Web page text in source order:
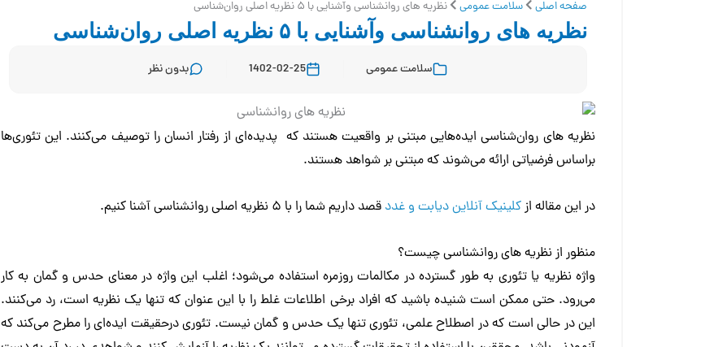
صفحه اصلی سلامت عمومی نظریه های روانشناسی وآشنایی با ۵ نظریه اصلی روان‌شناسی
نظریه های روانشناسی وآشنایی با ۵ نظریه اصلی روان‌شناسی
سلامت عمومی 1402-02-25 بدون نظر
نظریه های روان‌شناسی ایده‌هایی مبتنی بر واقعیت هستند که پدیده‌ای از رفتار انسان را توصیف می‌کنند. این تئوری‌ها
براساس فرضیاتی ارائه می‌شوند که مبتنی بر شواهد هستند.
در این مقاله ازکلینیک آنلاین دیابت و غدد قصد داریم شما را با ۵ نظریه اصلی روانشناسی آشنا کنیم.
منظور از نظریه های روانشناسی چیست؟
واژه نظریه یا تئوری به طور گسترده در مکالمات روزمره استفاده می‌شود؛ اغلب این واژه در معنای حدس و گمان به کار
می‌رود. حتی ممکن است شنیده باشید که افراد برخی اطلاعات غلط را با این عنوان که تنها یک نظریه است، رد می‌کنند.
این در حالی است که در اصطلاح علمی، تئوری تنها یک حدس و گمان نیست. تئوری درحقیقت ایده‌ای را مطرح می‌کند که